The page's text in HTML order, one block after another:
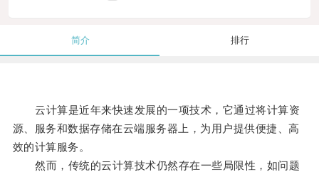
简介 排行
云计算是近年来快速发展的一项技术，它通过将计算资
源、服务和数据存储在云端服务器上，为用户提供便捷、高
效的计算服务。
然而，传统的云计算技术仍然存在一些局限性，如问题